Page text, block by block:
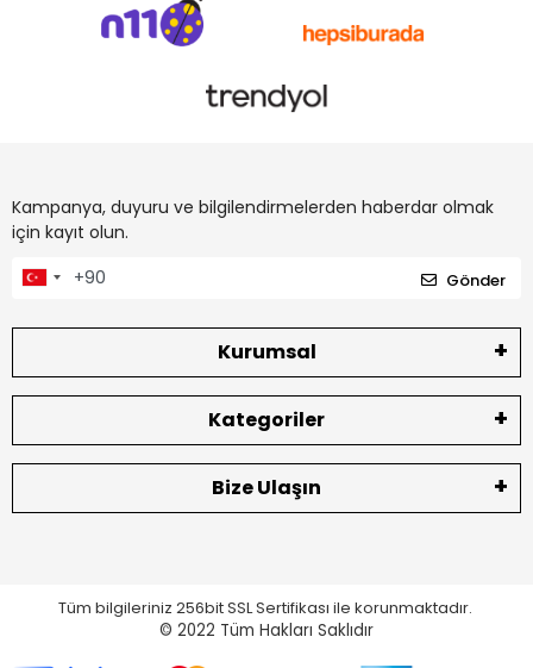
Kampanya, duyuru ve bilgilendirmelerden haberdar olmak
için kayıt olun.
Gönder
Kurumsal
Kategoriler
Bize Ulaşın
Tüm bilgileriniz 256bit SSL Sertifikası ile korunmaktadır.
© 2022 Tüm Hakları Saklıdır